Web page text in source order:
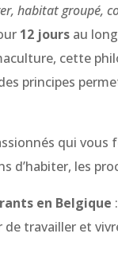
habitat groupé,
12 jours au
cette
principes
qui vous
d’habiter, les
en Belgique
de travailler et